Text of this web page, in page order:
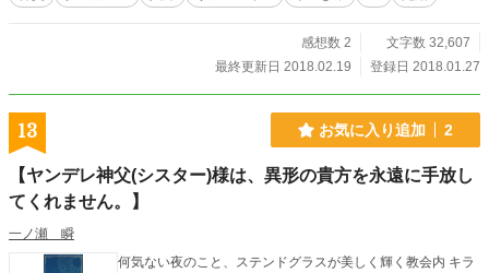
感想数 2
文字数 32,607
最終更新日 2018.02.19
登録日 2018.01.27
13 お気に入り追加 2
【ヤンデレ神父(シスター)様は、異形の貴方を永遠に手放し
てくれません。】
一ノ瀬 瞬
何気ない夜のこと、ステンドグラスが美しく輝く教会内 キラ